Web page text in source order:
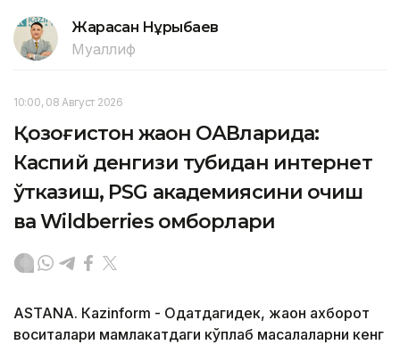
Жарасқан Нұрыбаев
Муаллиф
10:00, 08 Август 2026
Қозоғистон жаҳон ОАВларида:
Каспий денгизи тубидан интернет
ўтказиш, PSG академиясини очиш
ва Wildberries омборлари
ASTANА. Кazinform - Одатдагидек, жаҳон ахборот
воситалари мамлакатдаги кўплаб масалаларни кенг